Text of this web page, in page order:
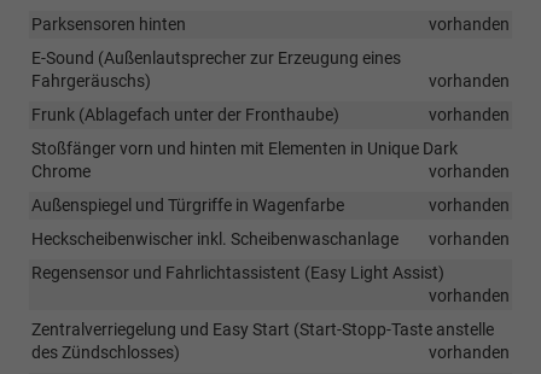
Parksensoren hinten
vorhanden
E-Sound (Außenlautsprecher zur Erzeugung eines
Fahrgeräuschs)
vorhanden
Frunk (Ablagefach unter der Fronthaube)
vorhanden
Stoßfänger vorn und hinten mit Elementen in Unique Dark
Chrome
vorhanden
Außenspiegel und Türgriffe in Wagenfarbe
vorhanden
Heckscheibenwischer inkl. Scheibenwaschanlage
vorhanden
Regensensor und Fahrlichtassistent (Easy Light Assist)
vorhanden
Zentralverriegelung und Easy Start (Start-Stopp-Taste anstelle
des Zündschlosses)
vorhanden